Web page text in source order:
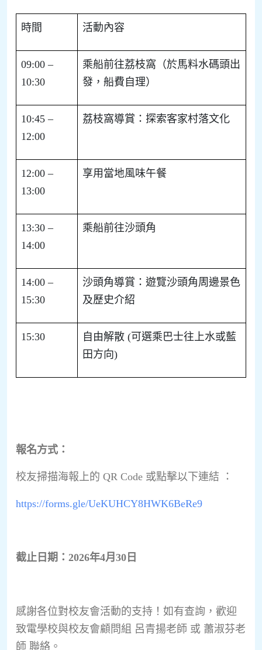
時間 活動內容
09:00 –
10:30
乘船前往荔枝窩（於馬料水碼頭出
發，船費自理）
10:45 –
12:00
荔枝窩導賞：探索客家村落文化
12:00 –
13:00
享用當地風味午餐
13:30 –
14:00
乘船前往沙頭角
14:00 –
15:30
沙頭角導賞：遊覽沙頭角周邊景色
及歷史介紹
15:30 自由解散 (可選乘巴士往上水或藍
田方向)
報名方式：
校友掃描海報上的 QR Code 或點擊以下連結 ：
https://forms.gle/UeKUHCY8HWK6BeRe9
截止日期： 2026年4月 30 日
感謝各位對校友會活動的支持！如有查詢，歡迎
致電學校與校友會顧問組 呂青揚老師 或 蕭淑芬老
師 聯絡。